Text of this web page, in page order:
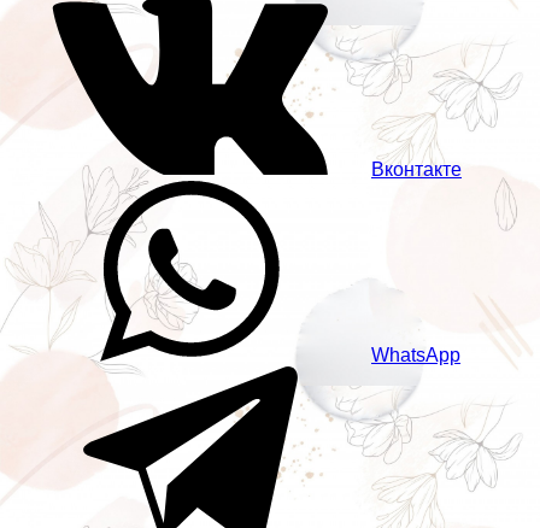
Вконтакте
WhatsApp